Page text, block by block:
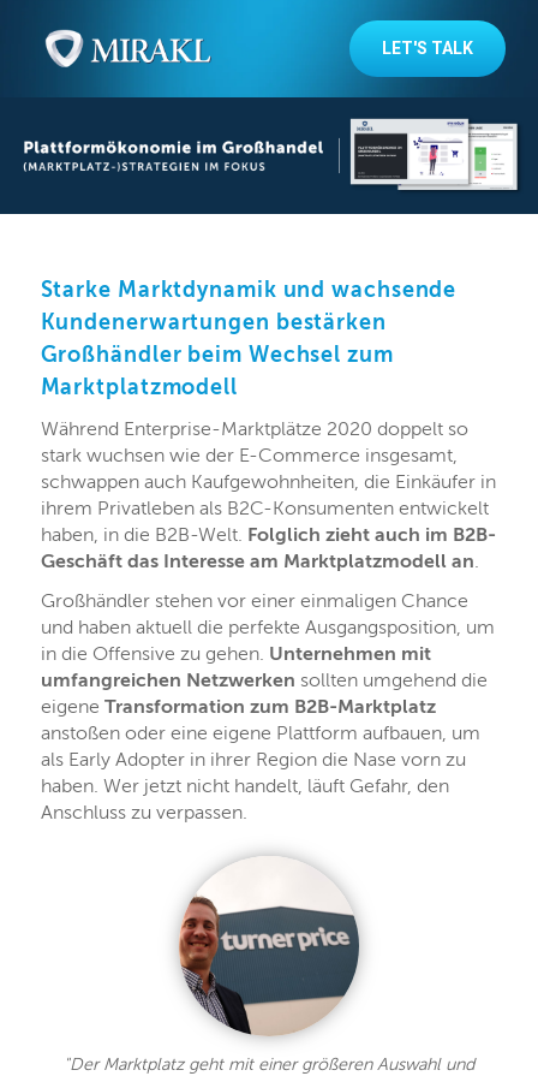
LET'S TALK
Starke Marktdynamik und wachsende
Kundenerwartungen bestärken
Großhändler beim Wechsel zum
Marktplatzmodell
Während Enterprise-Marktplätze 2020 doppelt so
stark wuchsen wie der E-Commerce insgesamt,
schwappen auch Kaufgewohnheiten, die Einkäufer in
ihrem Privatleben als B2C-Konsumenten entwickelt
haben, in die B2B-Welt. Folglich zieht auch im B2B-
Geschäft das Interesse am Marktplatzmodell an.
Großhändler stehen vor einer einmaligen Chance
und haben aktuell die perfekte Ausgangsposition, um
in die Offensive zu gehen. Unternehmen mit
umfangreichen Netzwerken sollten umgehend die
eigene Transformation zum B2B-Marktplatz
anstoßen oder eine eigene Plattform aufbauen, um
als Early Adopter in ihrer Region die Nase vorn zu
haben. Wer jetzt nicht handelt, läuft Gefahr, den
Anschluss zu verpassen.
"Der Marktplatz geht mit einer größeren Auswahl und